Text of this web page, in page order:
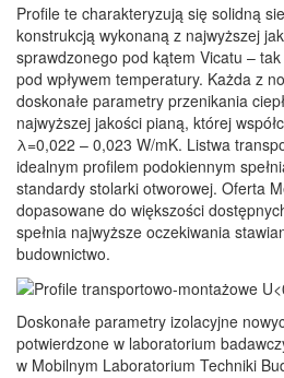
Profile te charakteryzują się solidną
konstrukcją wykonaną z najwyższej
sprawdzonego pod kątem Vicatu – tak
pod wpływem temperatury. Każda z
doskonałe parametry przenikania
najwyższej jakości pianą, której
λ=0,022 – 0,023 W/mK. Listwa
idealnym profilem podokiennym
standardy stolarki otworowej. Oferta
dopasowane do większości
spełnia najwyższe oczekiwania
budownictwo.
Doskonałe parametry izolacyjne
potwierdzone w laboratorium
w Mobilnym Laboratorium Techniki